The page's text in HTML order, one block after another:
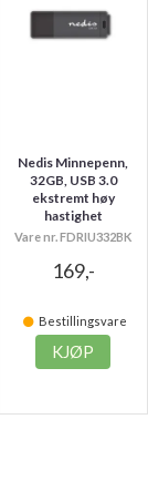
Nedis Minnepenn,
32GB, USB 3.0
ekstremt høy
hastighet
Vare nr. FDRIU332BK
169,-
Bestillingsvare
KJØP